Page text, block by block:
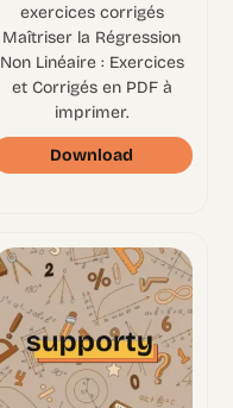
exercices corrigés
Maîtriser la Régression
Non Linéaire : Exercices
et Corrigés en PDF à
imprimer.
Download